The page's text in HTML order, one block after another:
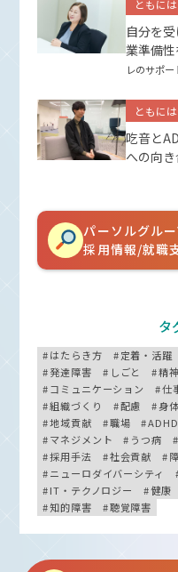
ともに
自分を
業準備性
レのサポー
ともに
吃音と
への向
パーソルグル
採用情報/就職
タ
はたらき方 定着・活躍
発達障害
しごと 精
コミュニケーション
仕
組織づくり
配慮 身
地域貢献
職場 ADHD
マネジメント
うつ病
採用手法
社会貢献
ニューロダイバーシティ
IT・テクノロジー
健康
知的障害
聴覚障害